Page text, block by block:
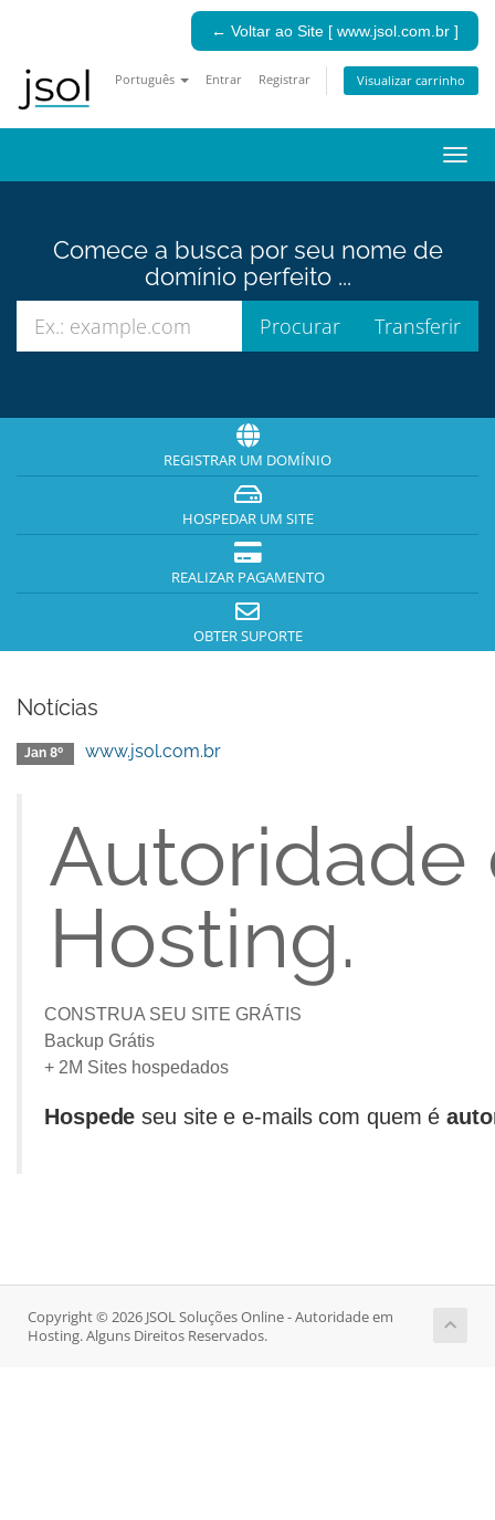
← Voltar ao Site [ www.jsol.com.br ]
Português Entrar Registrar Visualizar carrinho
Comece a busca por seu nome de
domínio perfeito ...
REGISTRAR UM DOMÍNIO
HOSPEDAR UM SITE
REALIZAR PAGAMENTO
OBTER SUPORTE
Notícias
Jan 8º www.jsol.com.br
Autoridade
Hosting.
CONSTRUA SEU SITE GRÁTIS
Backup Grátis
+ 2M Sites hospedados
Hospede seu site e e-mails com quem é
Copyright © 2026 JSOL Soluções Online - Autoridade em
Hosting. Alguns Direitos Reservados.